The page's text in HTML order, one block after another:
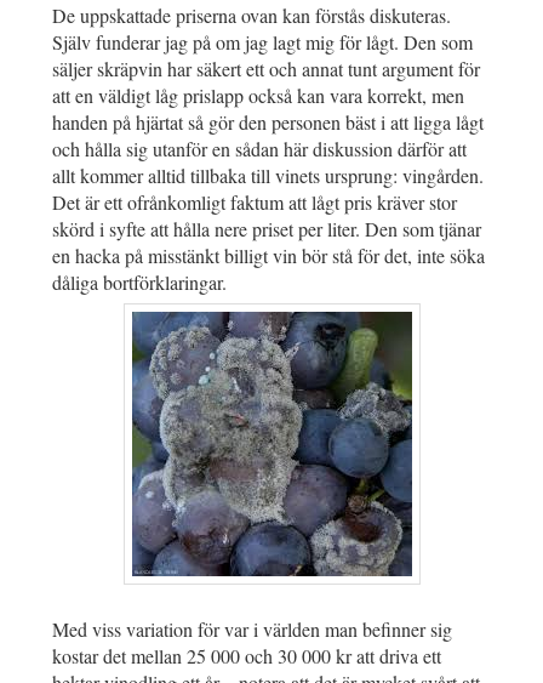
De uppskattade priserna ovan kan förstås diskuteras.
Själv funderar jag på om jag lagt mig för lågt. Den som
säljer skräpvin har säkert ett och annat tunt argument för
att en väldigt låg prislapp också kan vara korrekt, men
handen på hjärtat så gör den personen bäst i att ligga lågt
och hålla sig utanför en sådan här diskussion därför att
allt kommer alltid tillbaka till vinets ursprung: vingården.
Det är ett ofrånkomligt faktum att lågt pris kräver stor
skörd i syfte att hålla nere priset per liter. Den som tjänar
en hacka på misstänkt billigt vin bör stå för det, inte söka
dåliga bortförklaringar.
Med viss variation för var i världen man befinner sig
kostar det mellan 25 000 och 30 000 kr att driva ett